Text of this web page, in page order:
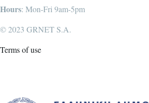
Hours: Mon-Fri 9am-5pm
© 2023 GRNET S.A.
Terms of use